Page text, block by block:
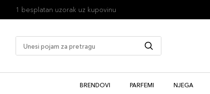
1 besplatan uzorak uz kupovinu
BRENDOVI PARFEMI NJEGA